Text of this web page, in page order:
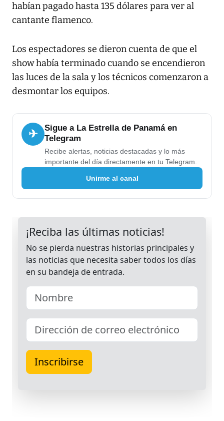
habían pagado hasta 135 dólares para ver al
cantante flamenco.
Los espectadores se dieron cuenta de que el
show había terminado cuando se encendieron
las luces de la sala y los técnicos comenzaron a
desmontar los equipos.
✈
Sigue a La Estrella de Panamá en
Telegram
Recibe alertas, noticias destacadas y lo más
importante del día directamente en tu Telegram.
Unirme al canal